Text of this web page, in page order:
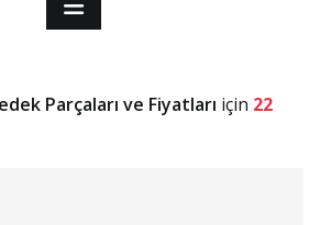
Parçaları ve Fiyatları için 22